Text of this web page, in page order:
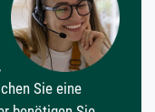
Sie eine